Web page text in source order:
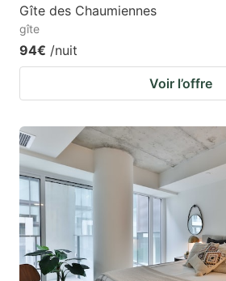
Gîte des Chaumiennes
gîte
94€ /nuit
Voir l’offre